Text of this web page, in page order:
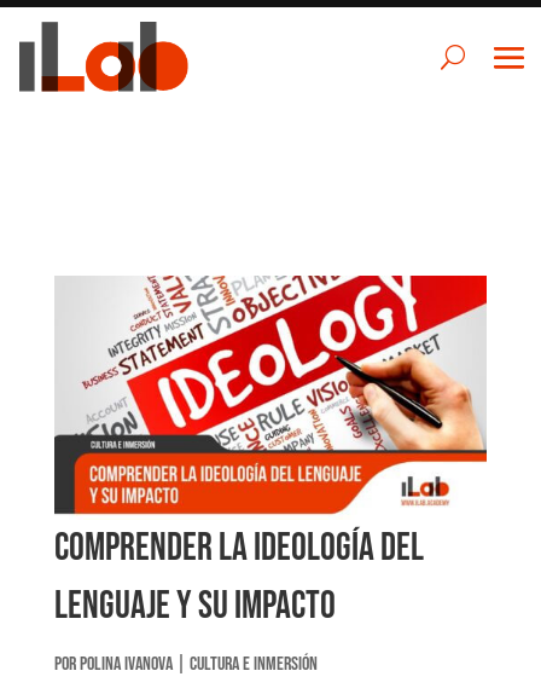
Comprender la Ideología del
Lenguaje y su Impacto
porPolina Ivanova| Cultura e inmersión